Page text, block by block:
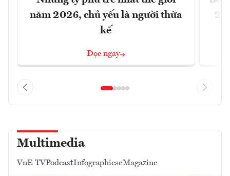
năm 2026, chủ yếu là người thừa
kế
Đọc ngay
Multimedia
VnE TVPodcastInfographicseMagazine